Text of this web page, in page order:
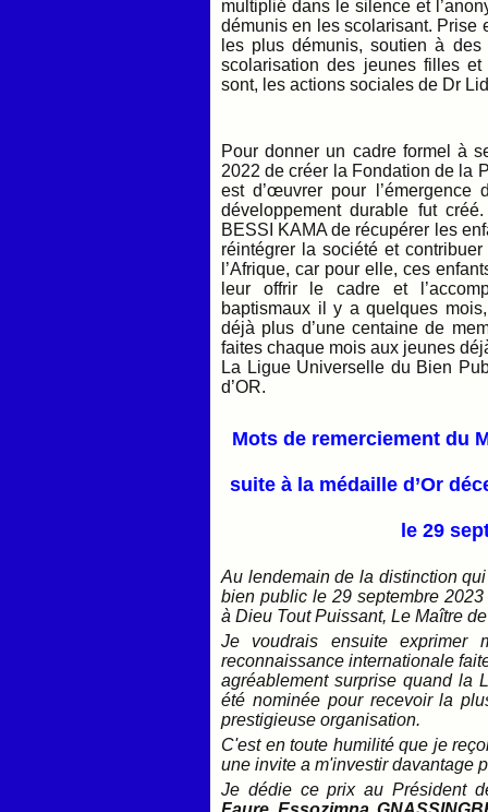
multiplié dans le silence et
démunis en les scolarisant. Prise
les plus démunis, soutien à
scolarisation des jeunes filles
sont, les actions sociales de Dr
Pour donner un cadre formel à
2022 de créer la Fondation de la
est d’œuvrer pour l’émergence
développement durable fut
BESSI KAMA de récupérer les
réintégrer la société et
l’Afrique, car pour elle, ces
leur offrir le cadre et
baptismaux il y a quelques
déjà plus d’une centaine de
faites chaque mois aux jeunes
La Ligue Universelle du Bien
d’OR.
Mots de remerciement du
suite à la médaille d’Or
le 29
Au lendemain de la distinction
bien public le 29 septembre
à Dieu Tout Puissant, Le Maître
Je voudrais ensuite exprimer
reconnaissance internationale
agréablement surprise quand la
été nominée pour recevoir la
prestigieuse organisation.
C'est en toute humilité que je
une invite a m'investir davantage
Je dédie ce prix au Président